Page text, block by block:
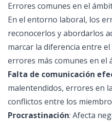
Errores comunes en el
En el entorno laboral, los
reconocerlos y abordarlos
marcar la diferencia entre
errores más comunes en el
Falta de comunicación
malentendidos, errores en
conflictos entre los
Procrastinación: Afecta